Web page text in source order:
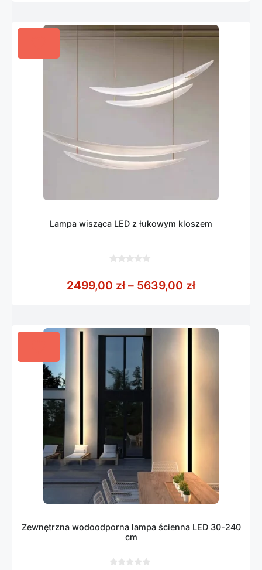
Lampa wisząca LED z łukowym kloszem
5
2499,00 zł – 5639,00 złZakres cen:
Zewnętrzna wodoodporna lampa ścienna LED 30-240
cm